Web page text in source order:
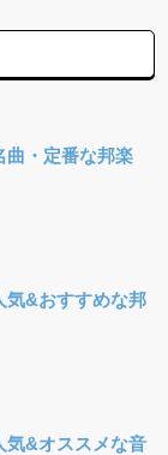
曲・定番な邦楽
気&おすすめな邦
気&オススメな音